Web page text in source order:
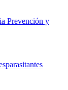
Prevención y